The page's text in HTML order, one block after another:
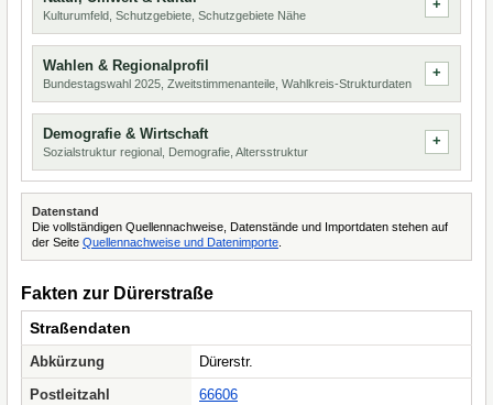
Kulturumfeld, Schutzgebiete, Schutzgebiete Nähe
Wahlen & Regionalprofil
Bundestagswahl 2025, Zweitstimmenanteile, Wahlkreis-Strukturdaten
Demografie & Wirtschaft
Sozialstruktur regional, Demografie, Altersstruktur
Datenstand
Die vollständigen Quellennachweise, Datenstände und Importdaten stehen auf
der Seite Quellennachweise und Datenimporte
Fakten zur Dürerstraße
Straßendaten
Abkürzung
Dürerstr.
Postleitzahl
66606